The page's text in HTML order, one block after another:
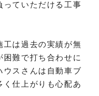
っていただける工事
工は過去の実績が無
困難で打ち合わせに
ウスさんは自動車ブ
く仕上がりも心配あ